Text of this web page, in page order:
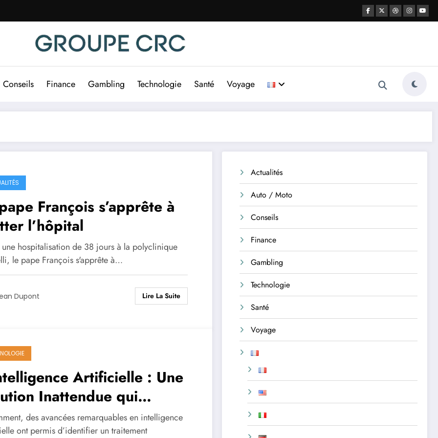
Conseils Finance Gambling Technologie Santé Voyage
François s’apprête à
l’hôpital
hospitalisation de 38 jours à la polyclinique
le pape François s'apprête à…
Dupont Lire La Suite
Artificielle : Une
Inattendue qui
le Destin d’un
des avancées remarquables en intelligence
ont permis d’identifier un traitement
Actualités
Auto / Moto
Conseils
Finance
Gambling
Technologie
Santé
Voyage